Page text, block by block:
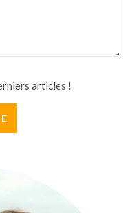
articles !